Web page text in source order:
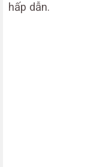
hấp dẫn.